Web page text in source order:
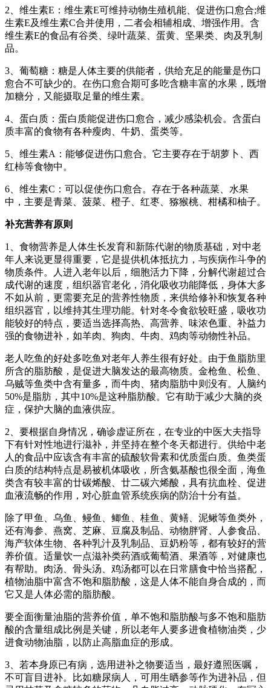
2、维生素E：维生素E可维持动物生殖机能、促进伤口愈合;维
生素E及维生素C合并使用，二者会相辅相成、增强作用。含
维生素E的食品有谷类、绿叶蔬菜、蛋黄、坚果类、肉及乳制
品。
3、葡萄糖：糖是人体主要的供能者，供给充足的能量是伤口
愈合不可缺少的。在伤口愈合期可多吃含糖丰富的水果，既增
加糖分，又能摄取足量的维生素。
4、蛋白质：蛋白质能促进伤口愈合，减少感染机会。含蛋白
质丰富的食物有各种瘦肉、牛奶、蛋类等。
5、维生素A：能够促进伤口愈合。它主要存在于胡萝卜、西
红柿等食物中。
6、维生素C：可以促使伤口愈合。存在于各种蔬菜、水果
中，主要是青菜、菠菜、橙子、红枣、猕猴桃、柑橘和柚子。
补充营养有原则
1、食物营养是人体生长发育和新陈代谢的物质基础，对中老
年人来说更显得重要，它是提供机体抵抗力，与疾病作斗争的
物质条件。人进入老年以后，细胞活力下降，分解代谢超过合
成代谢的速度，组织器官老化，消化吸收功能降低，身体大多
不如从前，更需要充足的营养性物质，来供给修补和恢复各种
组织器官，以维持其生理功能。针对冬令食欲较旺盛，吸收功
能较好的特点，要适当选择高热、高营养、味浓色重、补益力
强的食物进补，如羊肉、狗肉、牛肉、鸡肉等动物性补品。
老人吃鱼的好处多吃鱼对老年人养生很有好处。由于鱼脂肪里
所含的脂肪酸，是促进大脑发达的最高物质。金枪鱼、松鱼、
乌贼等鱼类中含有量多，而牛肉、猪肉脂肪中则没有。人脑约
50%是脂肪，其中10%是这种脂肪酸。它有助于减少大脑的炎
症，保护大脑的血液供应。
2、要根据自身情况，确诊虚证所在，在专业的中医大夫指导
下有针对性地进行滋补，并坚持在整个冬天都进行。供给中老
人的食品中应该含有丰富的硫酸软骨素和优质蛋白质。鱼类蛋
白质的结构特点是易被机体吸收，所含氨基酸也很全面，海鱼
类含有较丰富的廿碳烯酸、廿二碳六烯酸，具有抗血栓、促进
血液流畅的作用，对心脏血管系统疾病的防治十分有益。
除了甲鱼、乌鱼、鳗鱼、鲫鱼、桂鱼、黄鳝、泥鳅等鱼类外，
还有海参、燕窝、芝麻、豆腐及制品、动物胖肾、人参食品、
海产软体生物、各种乳汁及乳制品、豆奶粉等，都有较好的营
养价值。适量饮一点滋补类药酒或葡萄酒、果酒等，对健康也
有帮助。肉汤、骨头汤、鸡汤都可以在日常膳食中恰当搭配，
植物油脂中富含不饱和脂肪酸，这是人体不能自身合成的，而
它又是人体必需的脂肪酸。
要全面衡量油脂的营养价值，单不饱和脂肪酸与多不饱和脂肪
酸的含量组成比例是关键，所以老年人要多进食植物油类，少
进食动物油脂，以防止高脂血症的形成。
3、若本身原已有病，选用进补之物要适当，最好遵照医嘱，
不可盲目进补。比如糖尿病人，可用生晒参等作为进补品，但